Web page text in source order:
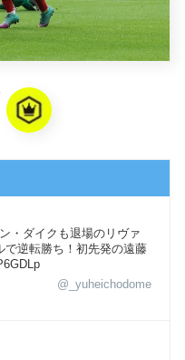
・ダイクも退場のリヴァ
で逆転勝ち！初先発の遠藤
@_yuheichodome